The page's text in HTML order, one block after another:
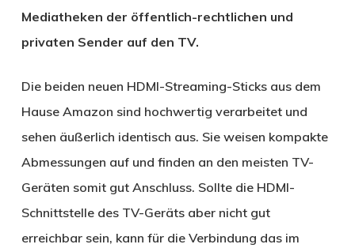
Mediatheken der öffentlich-rechtlichen und
privaten Sender auf den TV.
Die beiden neuen HDMI-Streaming-Sticks aus dem
Hause Amazon sind hochwertig verarbeitet und
sehen äußerlich identisch aus. Sie weisen kompakte
Abmessungen auf und finden an den meisten TV-
Geräten somit gut Anschluss. Sollte die HDMI-
Schnittstelle des TV-Geräts aber nicht gut
erreichbar sein, kann für die Verbindung das im